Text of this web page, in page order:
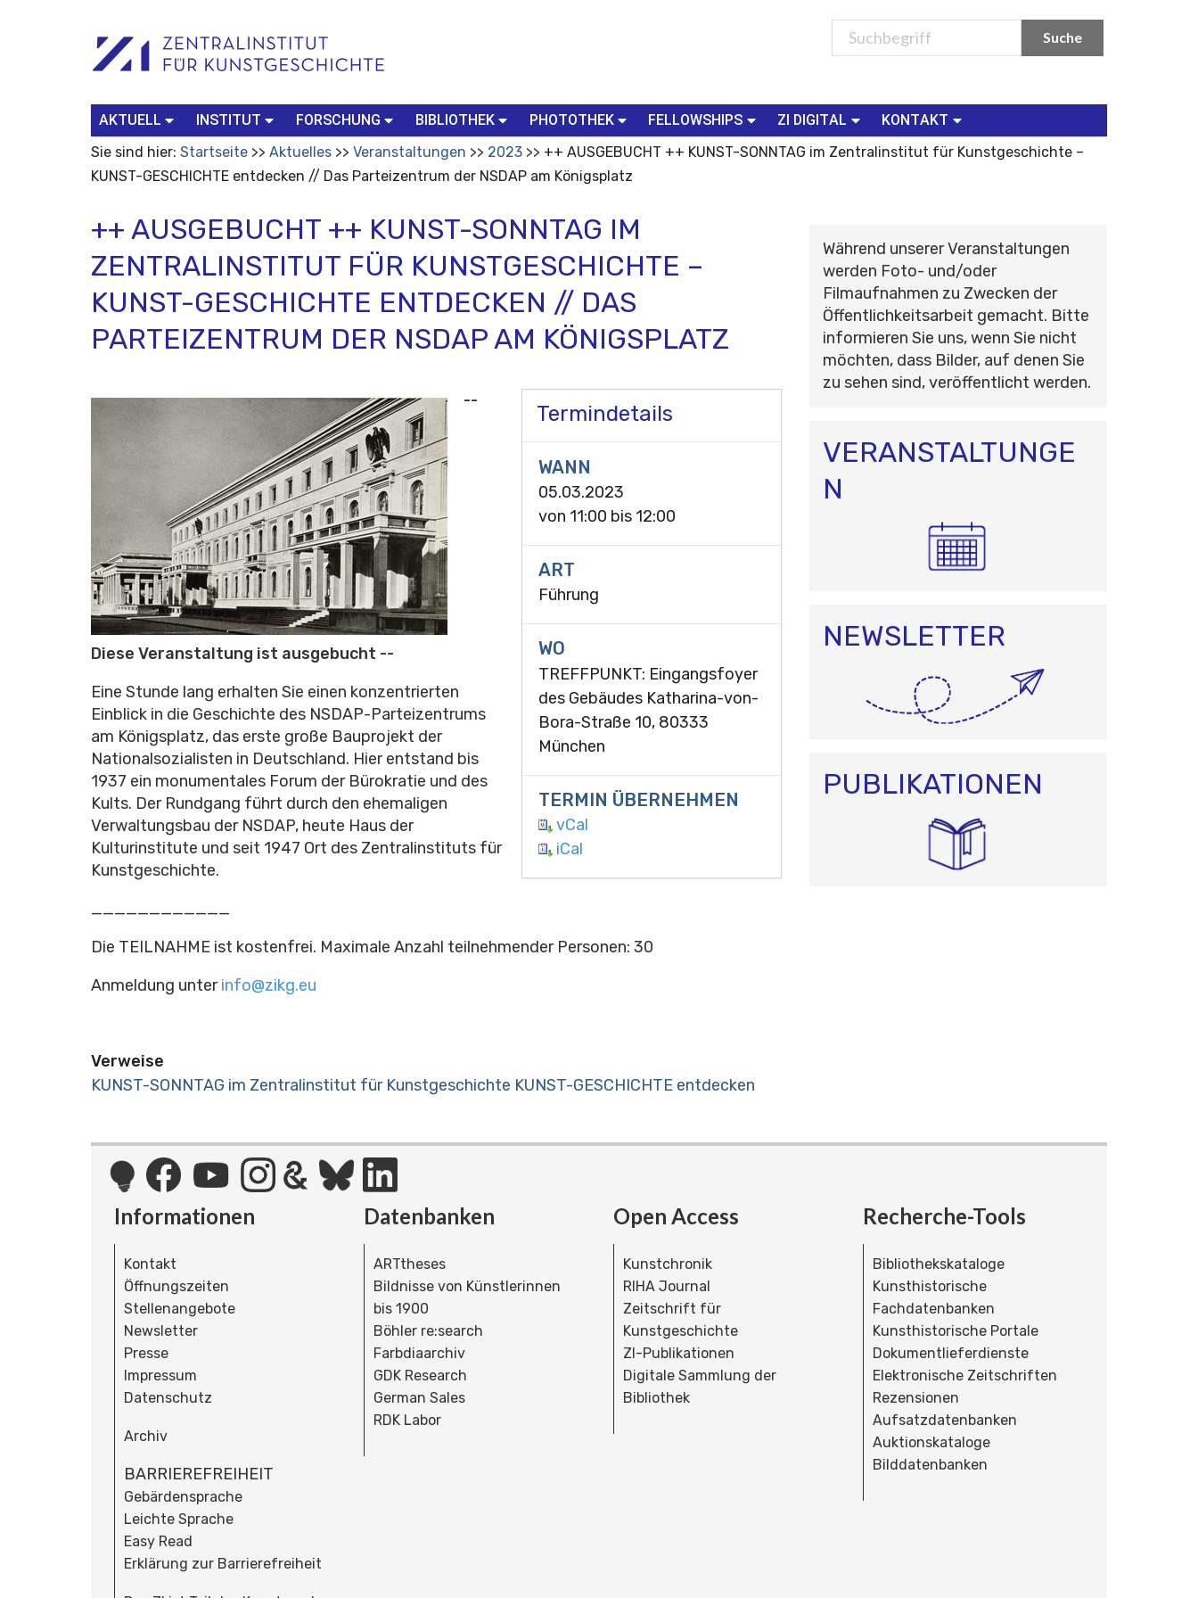
Werkzeuge
Search…
AKTUELL INSTITUT FORSCHUNG BIBLIOTHEK PHOTOTHEK FELLOWSHIPS ZI DIGITAL
KONTAKT
Sie sind hier: Startseite Aktuelles Veranstaltungen 2023
++ AUSGEBUCHT ++ KUNST-SONNTAG im Zentralinstitut für Kunstgeschichte –
KUNST-GESCHICHTE entdecken // Das Parteizentrum der NSDAP am Königsplatz
++ AUSGEBUCHT ++ KUNST-SONNTAG IM
ZENTRALINSTITUT FÜR KUNSTGESCHICHTE –
KUNST-GESCHICHTE ENTDECKEN // DAS
PARTEIZENTRUM DER NSDAP AM KÖNIGSPLATZ
Termindetails
WANN
05.03.2023
von 11:00 bis 12:00
ART
Führung
WO
TREFFPUNKT: Eingangsfoyer
des Gebäudes Katharina-von-
Bora-Straße 10, 80333
München
TERMIN ÜBERNEHMEN
vCal
iCal
--
Diese Veranstaltung ist ausgebucht --
Eine Stunde lang erhalten Sie einen konzentrierten
Einblick in die Geschichte des NSDAP-Parteizentrums
am Königsplatz, das erste große Bauprojekt der
Nationalsozialisten in Deutschland. Hier entstand bis
1937 ein monumentales Forum der Bürokratie und des
Kults. Der Rundgang führt durch den ehemaligen
Verwaltungsbau der NSDAP, heute Haus der
Kulturinstitute und seit 1947 Ort des Zentralinstituts für
Kunstgeschichte.
____________
Die TEILNAHME ist kostenfrei. Maximale Anzahl teilnehmender Personen: 30
Anmeldung unterinfo@zikg.eu
Verweise
KUNST-SONNTAG im Zentralinstitut für Kunstgeschichte KUNST-GESCHICHTE entdecken
Während unserer Veranstaltungen
werden Foto- und/oder
Filmaufnahmen zu Zwecken der
Öffentlichkeitsarbeit gemacht. Bitte
informieren Sie uns, wenn Sie nicht
möchten, dass Bilder, auf denen Sie
zu sehen sind, veröffentlicht werden.
VERANSTALTUNGE
N
NEWSLETTER
PUBLIKATIONEN
Informationen
Kontakt
Öffnungszeiten
Stellenangebote
Newsletter
Presse
Impressum
Datenschutz
Archiv
BARRIEREFREIHEIT
Gebärdensprache
Leichte Sprache
Easy Read
Erklärung zur Barrierefreiheit
Datenbanken
ARTtheses
Bildnisse von Künstlerinnen
bis 1900
Böhler re:search
Farbdiaarchiv
GDK Research
German Sales
RDK Labor
Open Access
Kunstchronik
RIHA Journal
Zeitschrift für
Kunstgeschichte
ZI-Publikationen
Digitale Sammlung der
Bibliothek
Recherche-Tools
Bibliothekskataloge
Kunsthistorische
Fachdatenbanken
Kunsthistorische Portale
Dokumentlieferdienste
Elektronische Zeitschriften
Rezensionen
Aufsatzdatenbanken
Auktionskataloge
Bilddatenbanken